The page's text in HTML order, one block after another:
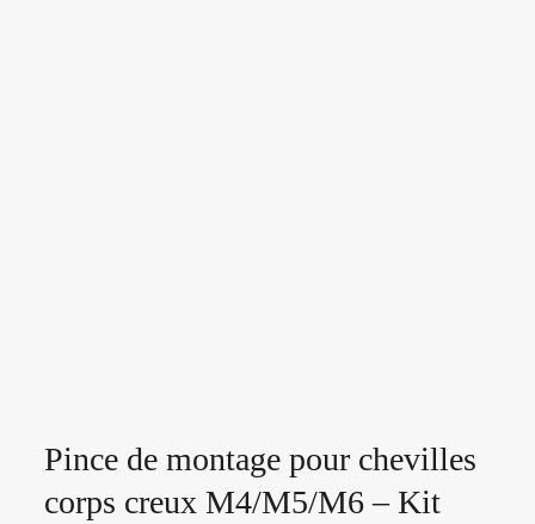
Pince de montage pour chevilles
corps creux M4/M5/M6 – Kit